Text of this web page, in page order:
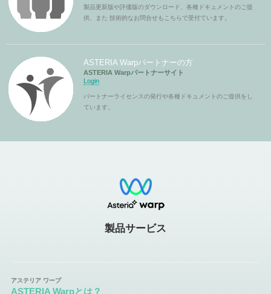
製品更新版や評価版のダウンロード、各種ドキュメントのご提
供、また 技術的なお問合せもこちらで受付ています。
ASTERIA Warpパートナーの方
ASTERIA Warpパートナーサイト
Login
パートナーライセンスの発行や各種ドキュメントのご提供をし
ています。
製品サービス
ASTERIA Warpとは？